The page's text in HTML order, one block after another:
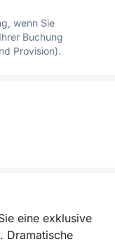
wenn Sie
Buchung
Provision).
eine exklusive
Dramatische